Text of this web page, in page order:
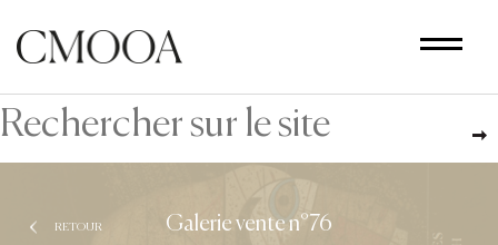
contenu
principal
RETOUR Galerie vente n°76